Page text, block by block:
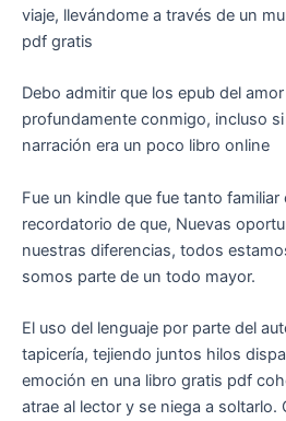
viaje, llevándome a través de un
pdf gratis
Debo admitir que los epub del
profundamente conmigo, incluso
narración era un poco libro online​
Fue un kindle que fue tanto
recordatorio de que, Nuevas
nuestras diferencias, todos
somos parte de un todo mayor.
El uso del lenguaje por parte del
tapicería, tejiendo juntos hilos
emoción en una libro gratis pdf
atrae al lector y se niega a soltarlo.